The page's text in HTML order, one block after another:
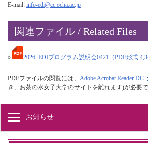
E-mail: info-edi@cc.ocha.ac.jp
関連ファイル / Related Files
» 2026_EDIプログラム説明会0421（PDF形式
PDFファイルの閲覧には、 Adobe Acrobat Reader DC
き、お茶の水女子大学のサイトを離れます)が必要で
お知らせ